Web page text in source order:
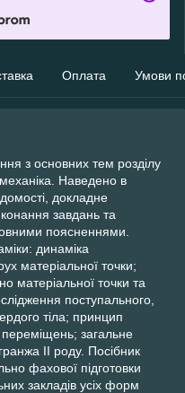
Оплата Умови
з основних тем розділу
Наведено в
докладне
завдань та
поясненнями.
динаміка
матеріальної точки;
матеріальної точки та
поступального,
тіла; принцип
загальне
ІІ роду. Посібник
фахової підготовки
закладів усіх форм